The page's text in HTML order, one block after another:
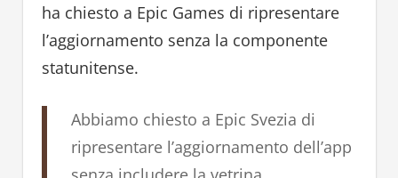
ha chiesto a Epic Games di ripresentare
l’aggiornamento senza la componente
statunitense.
Abbiamo chiesto a Epic Svezia di
ripresentare l’aggiornamento dell’app